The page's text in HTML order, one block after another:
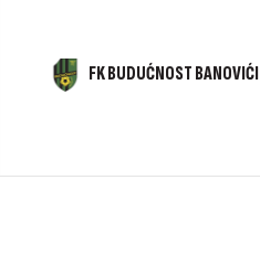
FK BUDUĆNOST BANOVIĆI